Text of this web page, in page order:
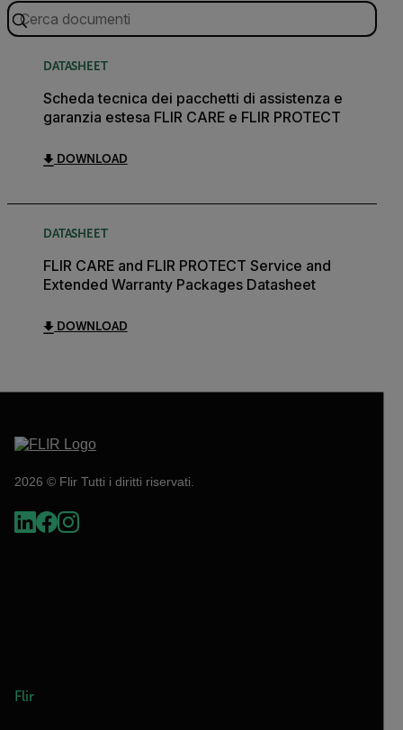
DATASHEET
Scheda tecnica dei pacchetti di assistenza e
garanzia estesa FLIR CARE e FLIR PROTECT
DOWNLOAD
DATASHEET
FLIR CARE and FLIR PROTECT Service and
Extended Warranty Packages Datasheet
DOWNLOAD
2026 © Flir Tutti i diritti riservati.
Flir